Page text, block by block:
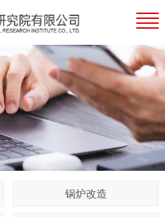
锅炉改造